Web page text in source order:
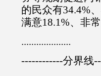
的民众有34.4%
满意18.1%、非常
....................
------------分界线